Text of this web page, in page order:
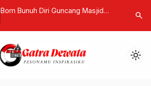
Terapi Pijat Minyak Tradisional Gaya
Wisatawan Domestik dan
Mancanegara
Jejak
Inspirasi
search
light_mode